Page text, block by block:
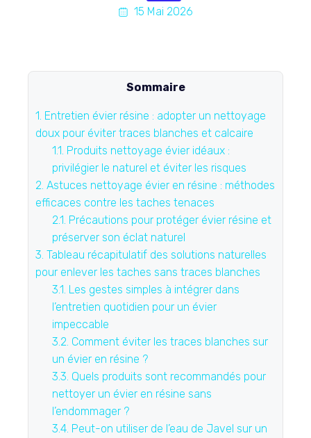
15 Mai 2026
Sommaire
1. Entretien évier résine : adopter un nettoyage
doux pour éviter traces blanches et calcaire
1.1. Produits nettoyage évier idéaux :
privilégier le naturel et éviter les risques
2. Astuces nettoyage évier en résine : méthodes
efficaces contre les taches tenaces
2.1. Précautions pour protéger évier résine et
préserver son éclat naturel
3. Tableau récapitulatif des solutions naturelles
pour enlever les taches sans traces blanches
3.1. Les gestes simples à intégrer dans
l’entretien quotidien pour un évier
impeccable
3.2. Comment éviter les traces blanches sur
un évier en résine ?
3.3. Quels produits sont recommandés pour
nettoyer un évier en résine sans
l’endommager ?
3.4. Peut-on utiliser de l’eau de Javel sur un